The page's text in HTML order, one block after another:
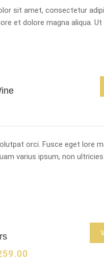
sit amet, consectetur
et dolore magna aliqua.
orci. Fusce eget lore
varius ipsum, non